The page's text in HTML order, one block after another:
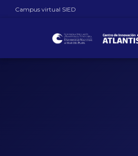
Campus virtual SIED